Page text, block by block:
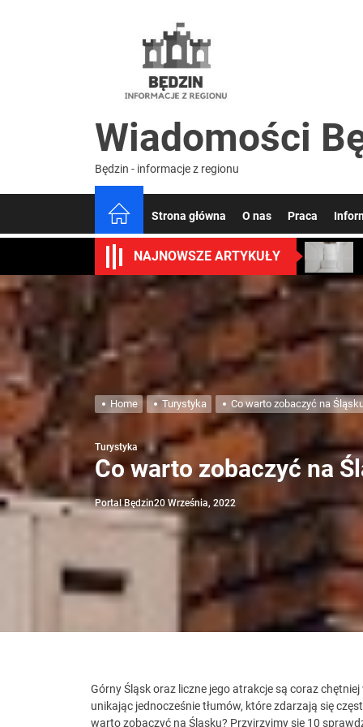
Wiadomości
Będzin - informacje z regionu
Strona główna O nas Praca
NAJNOWSZE ARTYKUŁY
Home Turystyka Co warto zobaczyć na
Turystyka
Co warto zobaczyć na
Portal Będzin20 Września, 2022
Górny Śląsk oraz liczne jego atrakcje są coraz
unikając jednocześnie tłumów, które zdarzają się
warto zobaczyć na Śląsku? Przyjrzyjmy się 10